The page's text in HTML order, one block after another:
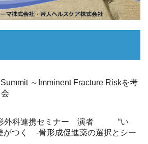
～Imminent Fracture Riskを考
形外科連携セミナー 演者 “い
がつく -骨形成促進薬の選択とシー